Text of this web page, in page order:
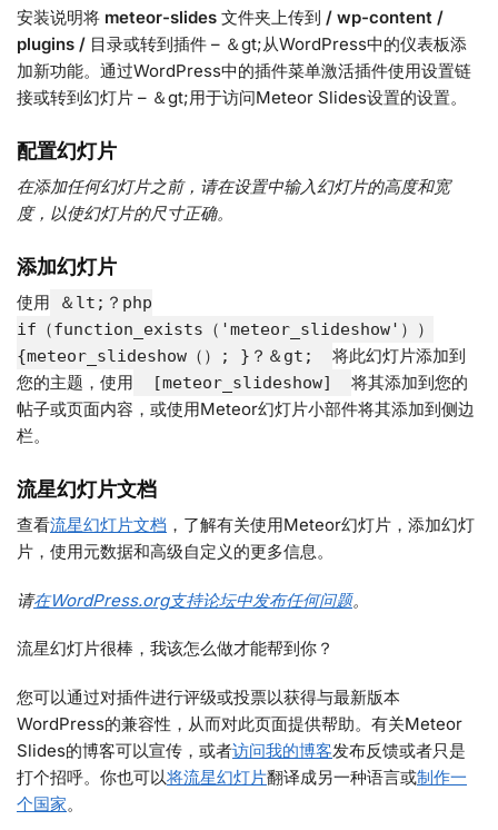
安装说明将 meteor-slides 文件夹上传到 / wp-content /
plugins / 目录或转到插件 – ＆gt;从WordPress中的仪表板添
加新功能。通过WordPress中的插件菜单激活插件使用设置链
接或转到幻灯片 – ＆gt;用于访问Meteor Slides设置的设置。
配置幻灯片
在添加任何幻灯片之前，请在设置中输入幻灯片的高度和宽
度，以使幻灯片的尺寸正确。
添加幻灯片
使用
＆lt;？php
if（function_exists（'meteor_slideshow'））
{meteor_slideshow（）; }？＆gt;
将此幻灯片添加到
您的主题，使用
[meteor_slideshow]
将其添加到您的
帖子或页面内容，或使用Meteor幻灯片小部件将其添加到侧边
栏。
流星幻灯片文档
查看流星幻灯片文档 ，了解有关使用Meteor幻灯片，添加幻灯
片，使用元数据和高级自定义的更多信息。
请在WordPress.org支持论坛中发布任何问题。
流星幻灯片很棒，我该怎么做才能帮到你？
您可以通过对插件进行评级或投票以获得与最新版本
WordPress的兼容性，从而对此页面提供帮助。有关Meteor
Slides的博客可以宣传，或者访问我的博客发布反馈或者只是
打个招呼。你也可以将流星幻灯片翻译成另一种语言或制作一
个国家。